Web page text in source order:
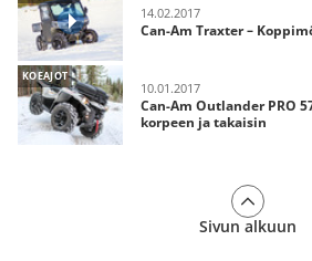
14.02.2017
Can-Am Traxter –
KOEAJOT
10.01.2017
Can-Am Outlander PRO
korpeen ja takaisin
Sivun alkuun